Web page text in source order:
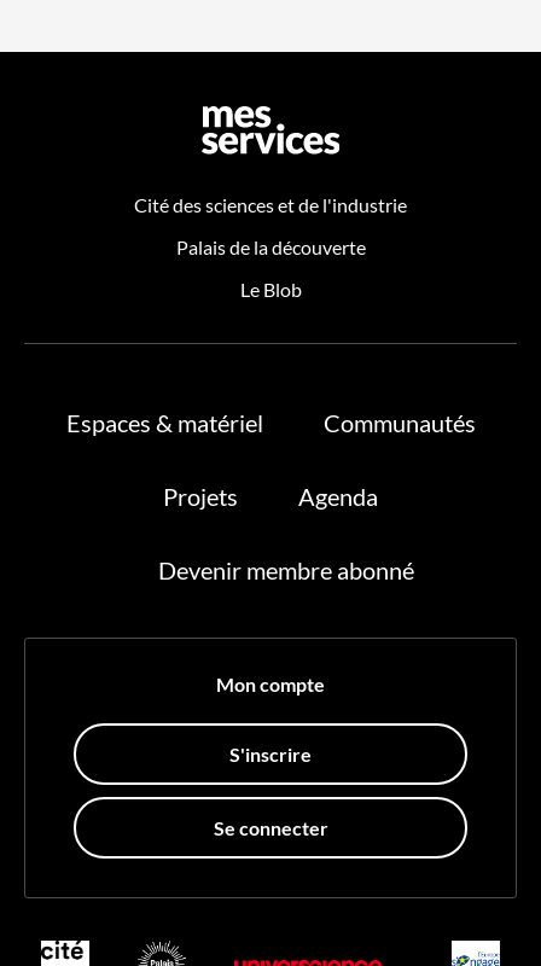
Cité des sciences et de l'industrie
Palais de la découverte
Le Blob
Mon compte
S'inscrire
Se connecter
Espaces & matériel Communautés
Projets Agenda
Devenir membre abonné